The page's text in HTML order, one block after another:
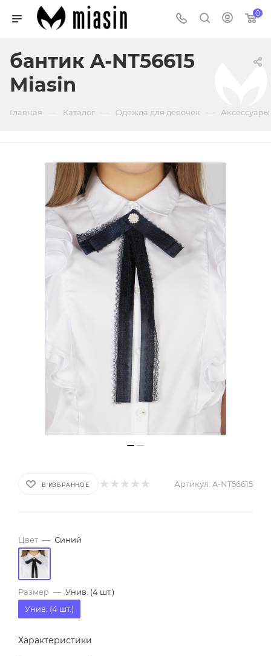
0
бантик A-NT56615
Miasin
Главная Каталог Одежда для девочек
В ИЗБРАННОЕ Артикул: A-NT56615
Цвет — Синий
Размер — Унив. (4 шт.)
Унив. (4 шт.)
Характеристики